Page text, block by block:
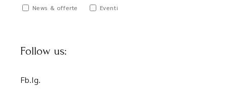
News & offerte Eventi
Follow us:
Fb.Ig.